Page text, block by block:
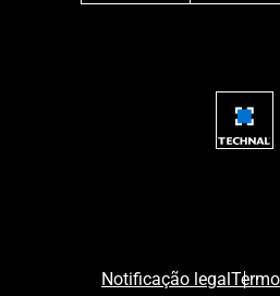
Notificação legal